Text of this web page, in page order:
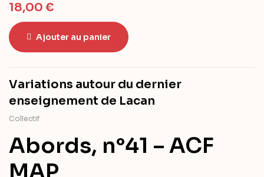
18,00 €
Ajouter au panier
Variations autour du dernier
enseignement de Lacan
Collectif
Abords, n°41 – ACF
MAP